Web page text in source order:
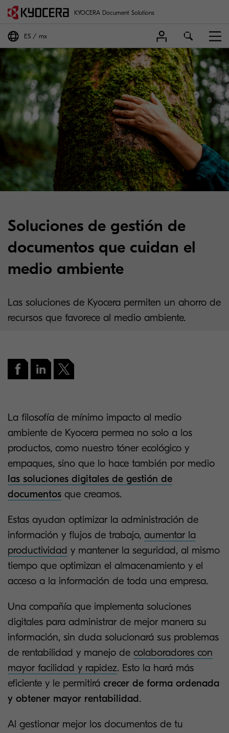
KYOCERA Document Solutions
ES mx
Soluciones de gestión de
documentos que cuidan el
medio ambiente
Las soluciones de Kyocera permiten un ahorro de
recursos que favorece al medio ambiente.
La filosofía de mínimo impacto al medio
ambiente de Kyocera permea no solo a los
productos, como nuestro tóner ecológico y
empaques, sino que lo hace también por medio
las soluciones digitales de gestión de
documentos que creamos.
Estas ayudan optimizar la administración de
información y flujos de trabajo, aumentar la
productividad y mantener la seguridad, al mismo
tiempo que optimizan el almacenamiento y el
acceso a la información de toda una empresa.
Una compañía que implementa soluciones
digitales para administrar de mejor manera su
información, sin duda solucionará sus problemas
de rentabilidad y manejo de colaboradores con
mayor facilidad y rapidez. Esto la hará más
eficiente y le permitirá crecer de forma ordenada
y obtener mayor rentabilidad.
Al gestionar mejor los documentos de tu